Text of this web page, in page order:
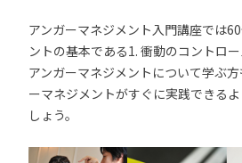
アンガーマネジメント入門講座では
ントの基本である1. 衝動のコントロ
アンガーマネジメントについて学ぶ
ーマネジメントがすぐに実践できる
しょう。